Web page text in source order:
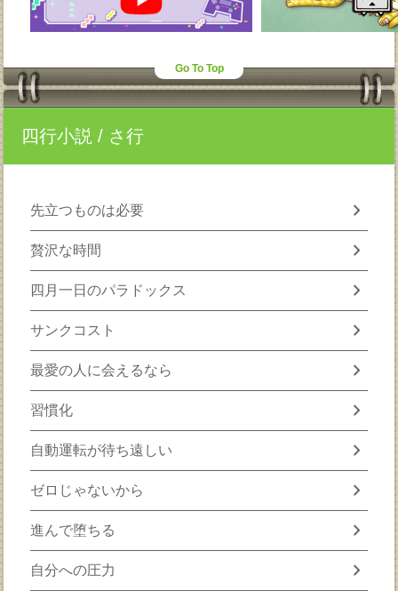
Go To Top
四行小説 / さ行
先立つものは必要 chevron_right
贅沢な時間 chevron_right
四月一日のパラドックス chevron_right
サンクコスト chevron_right
最愛の人に会えるなら chevron_right
習慣化 chevron_right
自動運転が待ち遠しい chevron_right
ゼロじゃないから chevron_right
進んで堕ちる chevron_right
自分への圧力 chevron_right